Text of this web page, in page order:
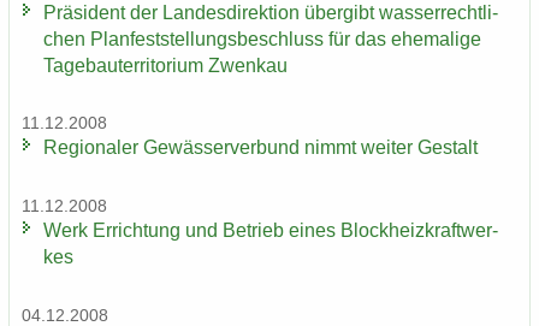
Prä­si­dent der Lan­des­di­rek­ti­on über­gibt was­ser­recht­li­
chen Plan­fest­stel­lungs­be­schluss für das ehe­ma­li­ge
Ta­ge­bau­ter­ri­to­ri­um Zwenkau
11.12.2008
Re­gio­na­ler Ge­wäs­ser­ver­bund nimmt wei­ter Ge­stalt
11.12.2008
Werk Er­rich­tung und Be­trieb eines Block­heiz­kraft­wer­
kes
04.12.2008